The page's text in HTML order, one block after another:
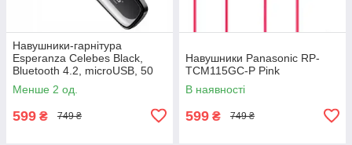
Навушники-гарнітура
Esperanza Celebes Black,
Bluetooth 4.2, microUSB, 50
мАч, 3.5 год
Менше 2 од.
599 ₴ 749 ₴
Навушники Panasonic RP-
TCM115GC-P Pink
В наявності
599 ₴ 749 ₴